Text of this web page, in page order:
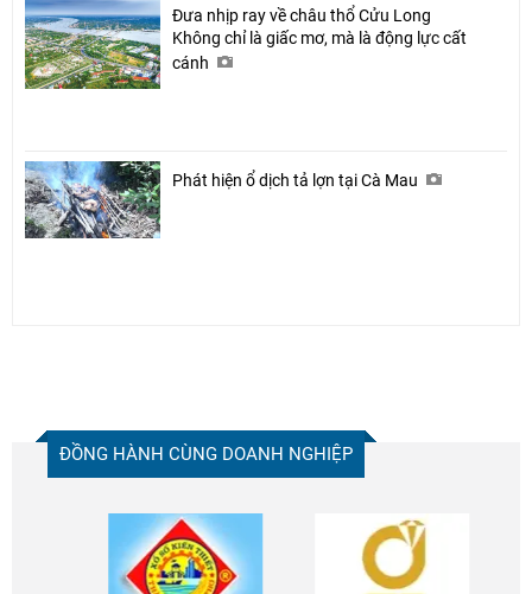
Đưa nhịp ray về châu thổ Cửu Long
Không chỉ là giấc mơ, mà là động lực cất
cánh
Phát hiện ổ dịch tả lợn tại Cà Mau
ĐỒNG HÀNH CÙNG DOANH NGHIỆP